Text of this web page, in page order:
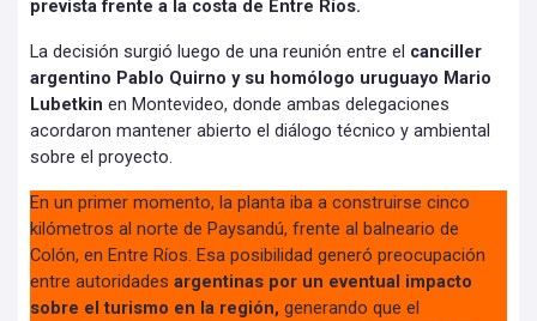
prevista frente a la costa de Entre Ríos.
La decisión surgió luego de una reunión entre el canciller
argentino Pablo Quirno y su homólogo uruguayo Mario
Lubetkin en Montevideo, donde ambas delegaciones
acordaron mantener abierto el diálogo técnico y ambiental
sobre el proyecto.
En un primer momento, la planta iba a construirse cinco
kilómetros al norte de Paysandú, frente al balneario de
Colón, en Entre Ríos. Esa posibilidad generó preocupación
entre autoridades argentinas por un eventual impacto
sobre el turismo en la región, generando que el